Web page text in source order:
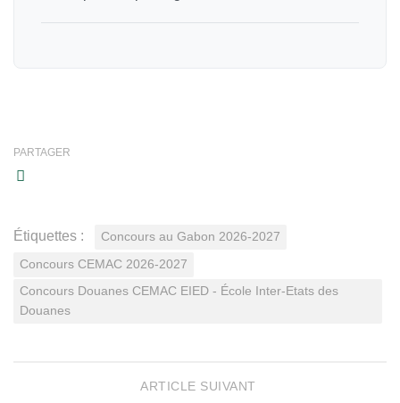
PARTAGER
Étiquettes : Concours au Gabon 2026-2027
Concours CEMAC 2026-2027
Concours Douanes CEMAC EIED - École Inter-Etats des
Douanes
ARTICLE SUIVANT